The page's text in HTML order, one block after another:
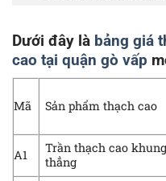
Dưới đây là bảng giá
cao tại quận gò vấp
Mã Sản phẩm thạch cao
A1
Trần thạch cao
thẳng